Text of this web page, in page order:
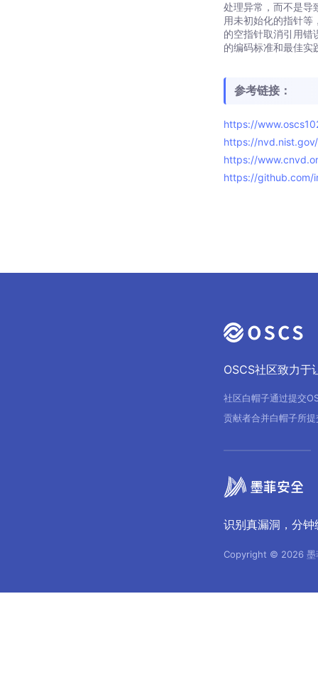
处理异常，而不是导
用未初始化的指针
的空指针取消引用错
的编码标准和最佳实
参考链接：
https://
https://
https://
https://github.com/
OSCS社区致力于
社区白帽子通过提交
贡献者合并白帽子所
识别真漏洞，分
Copyright © 2026 墨